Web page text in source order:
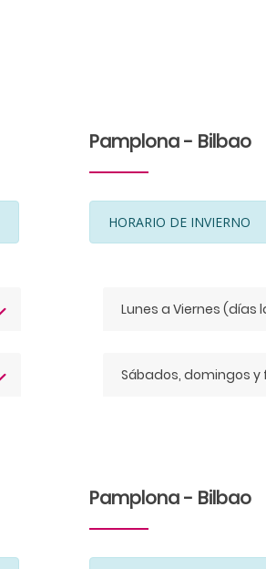
Pamplona - Bilbao
HORARIO DE INVIERNO
Lunes a Viernes (días
Sábados, domingos y
Pamplona - Bilbao